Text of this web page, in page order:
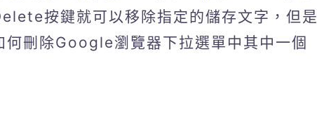
按鍵就可以移除指定的儲存文字，但是
何刪除Google瀏覽器下拉選單中其中一個